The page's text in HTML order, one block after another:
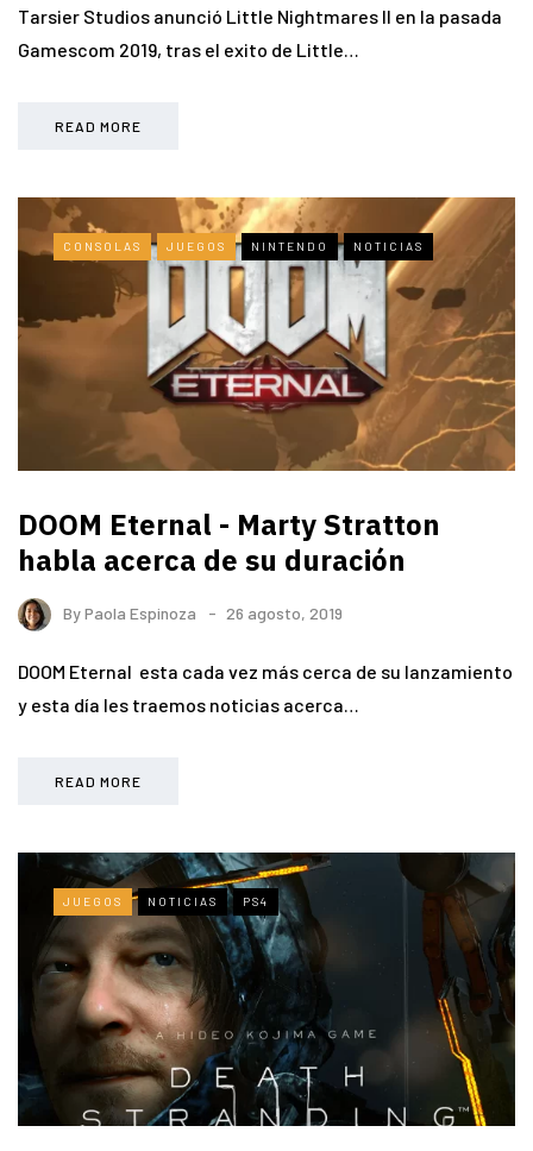
Tarsier Studios anunció Little Nightmares II en la pasada
Gamescom 2019, tras el exito de Little…
READ MORE
CONSOLAS JUEGOS NINTENDO NOTICIAS
DOOM Eternal - Marty Stratton
habla acerca de su duración
ByPaola Espinoza 26 agosto, 2019
DOOM Eternal esta cada vez más cerca de su lanzamiento
y esta día les traemos noticias acerca…
READ MORE
JUEGOS NOTICIAS PS4